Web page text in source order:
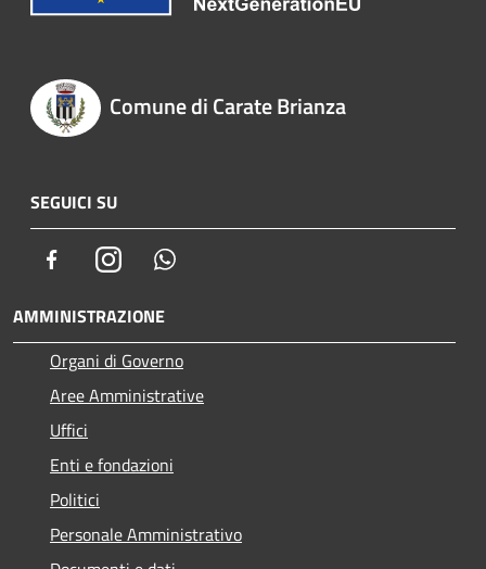
Comune di Carate Brianza
SEGUICI SU
FacebookInstagram
AMMINISTRAZIONE
Organi di Governo
Aree Amministrative
Uffici
Enti e fondazioni
Politici
Personale Amministrativo